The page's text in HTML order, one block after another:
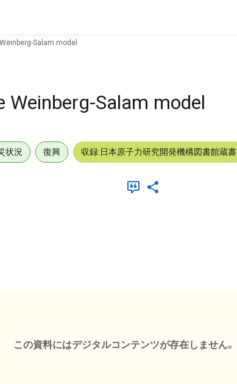
Salam model
Salam model
状況 復興 収録:日本原子力研究開発機構図書館蔵書
この資料にはデジタルコンテンツが存在しません。